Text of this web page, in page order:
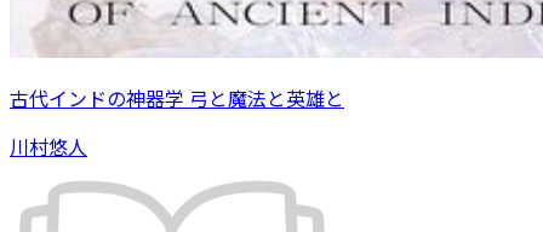
古代インドの神器学 弓と魔法と英雄と
川村悠人